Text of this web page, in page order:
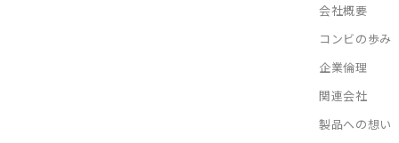
会社概要
コンビの歩み
企業倫理
関連会社
製品への想い